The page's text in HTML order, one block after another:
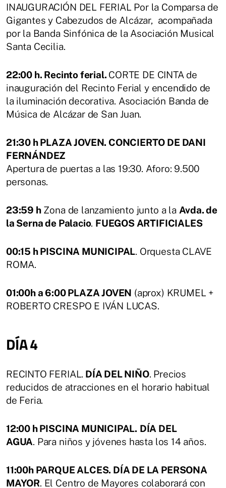
INAUGURACIÓN DEL FERIAL Por la Comparsa de
Gigantes y Cabezudos de Alcázar, acompañada
por la Banda Sinfónica de la Asociación Musical
Santa Cecilia.
22:00 h. Recinto ferial. CORTE DE CINTA de
inauguración del Recinto Ferial y encendido de
la iluminación decorativa. Asociación Banda de
Música de Alcázar de San Juan.
21:30 h PLAZA JOVEN. CONCIERTO DE DANI
FERNÁNDEZ
Apertura de puertas a las 19:30. Aforo: 9.500
personas.
23:59 hZona de lanzamiento junto a la Avda. de
la Serna de Palacio. FUEGOS ARTIFICIALES
00:15 h PISCINA MUNICIPAL. Orquesta CLAVE
ROMA.
01:00h a 6:00 PLAZA JOVEN (aprox) KRUMEL +
ROBERTO CRESPO E IVÁN LUCAS.
DÍA 4
RECINTO FERIAL. DÍA DEL NIÑO. Precios
reducidos de atracciones en el horario habitual
de Feria.
12:00 h PISCINA MUNICIPAL. DÍA DEL
AGUA. Para niños y jóvenes hasta los 14 años.
11:00h PARQUE ALCES. DÍA DE LA PERSONA
MAYOR. El Centro de Mayores colaborará con